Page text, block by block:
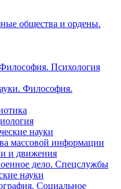
общества и ордены.
Психология
Философия.
науки
массовой информации
и движения
дело. Спецслужбы
науки
Социальное